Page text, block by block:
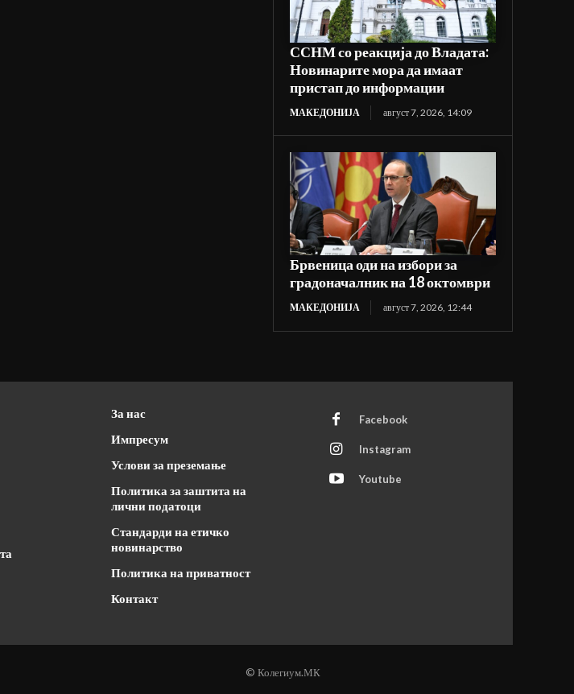
ССНМ со реакција до Владата:
Новинарите мора да имаат
пристап до информации
МАКЕДОНИЈА август 7, 2026, 14:09
Брвеница оди на избори за
градоначалник на 18 октомври
МАКЕДОНИЈА август 7, 2026, 12:44
За нас
Импресум
Услови за преземање
Политика за заштита на
лични податоци
Стандарди на етичко
новинарство
Политика на приватност
Контакт
Facebook
Instagram
Youtube
© Колегиум.МК